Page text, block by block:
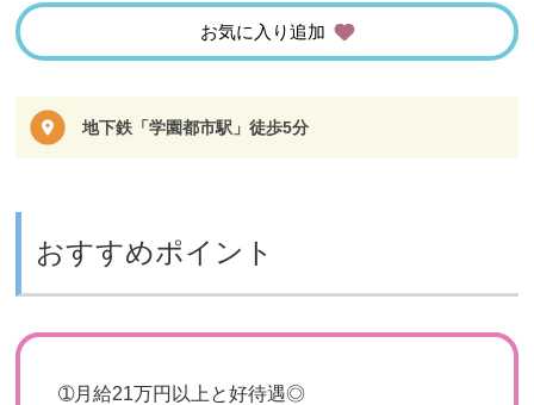
お気に入り追加
地下鉄「学園都市駅」徒歩5分
おすすめポイント
➀月給21万円以上と好待遇◎